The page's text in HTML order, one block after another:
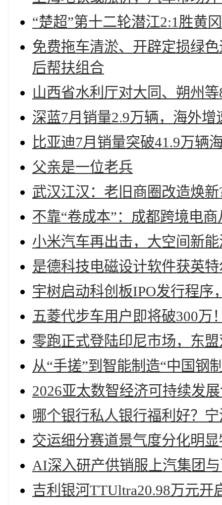
“楚超”第十二轮潜江2:1胜黄
免费拖车清淤、开辟定损绿
后帮扶组合
山西省水利厅对大同、朔州
深蓝7月销量2.9万辆，海外增
比亚迪7月销量突破41.9万辆
父亲是一位老兵
武汉江汉：老旧商圈改造焕
不靠“卷成本”：成都跨境电
小米汽车再出击，大空间新
是德科技电磁设计软件获英
宇树启动科创板IPO发行程序
五菱代步车用户即将破300万
零跑正式登陆印尼市场，东
从“手搓”到智能制造“中国钢
2026亚太数智经济可持续发
哪个银行私人银行福利好？
交运细分赛道景气度分化明
AI深入研产供销服上汽集团
吉利银河TTUltra20.98万元